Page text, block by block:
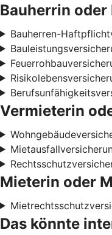
Bauherrin oder
Bauherren-
Vermieterin
Mieterin oder
Das könnte